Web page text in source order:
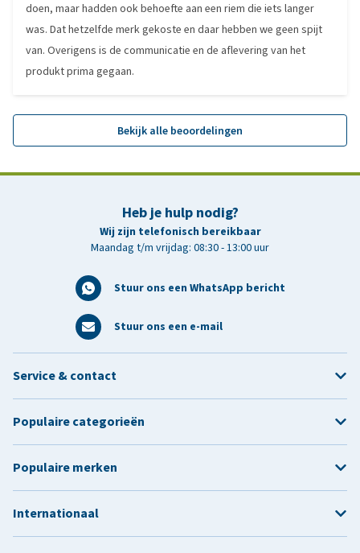
doen, maar hadden ook behoefte aan een riem die iets langer
was. Dat hetzelfde merk gekoste en daar hebben we geen spijt
van. Overigens is de communicatie en de aflevering van het
produkt prima gegaan.
Bekijk alle beoordelingen
Heb je hulp nodig?
Wij zijn telefonisch bereikbaar
Maandag t/m vrijdag: 08:30 - 13:00 uur
Stuur ons een WhatsApp bericht
Stuur ons een e-mail
Service & contact
Populaire categorieën
Populaire merken
Internationaal